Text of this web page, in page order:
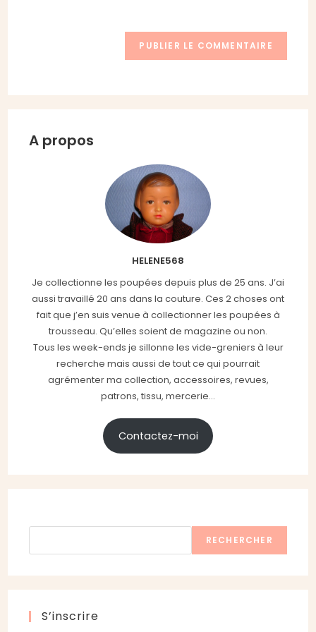
A propos
HELENE568
Je collectionne les poupées depuis plus de 25 ans. J’ai
aussi travaillé 20 ans dans la couture. Ces 2 choses ont
fait que j’en suis venue à collectionner les poupées à
trousseau. Qu’elles soient de magazine ou non.
Tous les week-ends je sillonne les vide-greniers à leur
recherche mais aussi de tout ce qui pourrait
agrémenter ma collection, accessoires, revues,
patrons, tissu, mercerie...
Contactez-moi
RECHERCHER
S’inscrire